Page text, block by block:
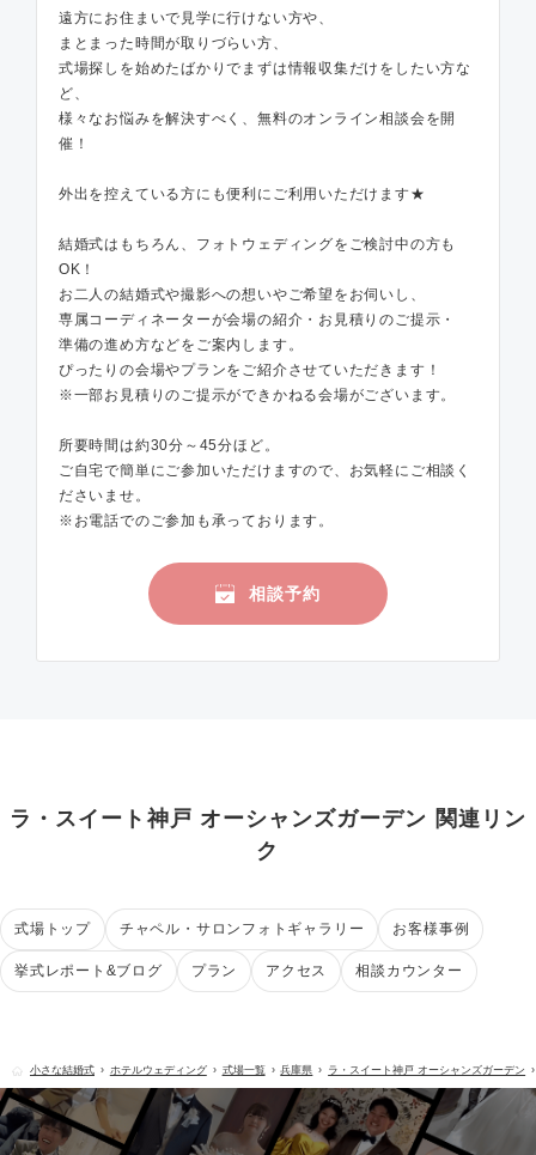
遠方にお住まいで見学に行けない方や、
まとまった時間が取りづらい方、
式場探しを始めたばかりでまずは情報収集だけをしたい方な
ど、
様々なお悩みを解決すべく、無料のオンライン相談会を開
催！
外出を控えている方にも便利にご利用いただけます★
結婚式はもちろん、フォトウェディングをご検討中の方も
OK！
お二人の結婚式や撮影への想いやご希望をお伺いし、
専属コーディネーターが会場の紹介・お見積りのご提示・
準備の進め方などをご案内します。
ぴったりの会場やプランをご紹介させていただきます！
※一部お見積りのご提示ができかねる会場がございます。
所要時間は約30分～45分ほど。
ご自宅で簡単にご参加いただけますので、お気軽にご相談く
ださいませ。
※お電話でのご参加も承っております。
相談予約
ラ・スイート神戸 オーシャンズガーデン 関連リン
ク
式場トップ チャペル・サロンフォトギャラリー お客様事例
挙式レポート&ブログ プラン アクセス 相談カウンター
小さな結婚式 ホテルウェディング 式場一覧 兵庫県 ラ・スイート神戸 オーシャンズガーデン